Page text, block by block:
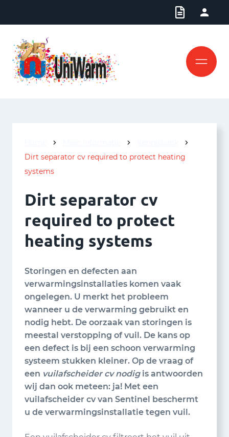
Dirt separator cv required to protect heating
systems
Dirt separator cv
required to protect
heating systems
Storingen en defecten aan
verwarmingsinstallaties komen vaak
ongelegen. U merkt het probleem
wanneer u de verwarming gebruikt en
nodig hebt. De oorzaak van storingen is
meestal verstopping of vuil. De kans op
een defect is bij een schoon verwarming
systeem stukken kleiner. Op de vraag of
een vuilafscheider cv nodigis antwoorden
wij dan ook meteen: ja! Met een
vuilafscheider cv van Sentinel beschermt
u de verwarmingsinstallatie tegen vuil.